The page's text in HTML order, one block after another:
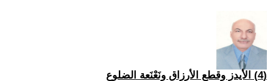
(4) الأيدز وقطع الأرزاق ونَعْنَعة الضلوع